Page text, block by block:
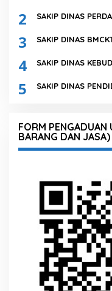
2 SAKIP DINAS
3 SAKIP DINAS
4 SAKIP DINAS
5 SAKIP DINAS
FORM PENGADUAN
BARANG DAN JASA)